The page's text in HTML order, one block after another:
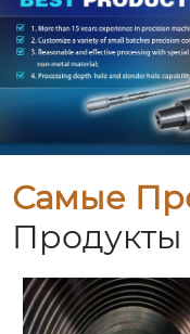
Самые
Продукты